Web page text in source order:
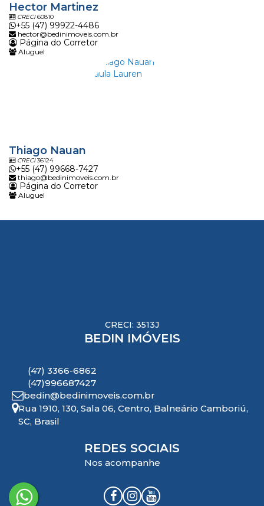
Hector Martinez
CRECI60810
+55 (47) 99922-4486
hector@bedinimoveis.com.br
Página do Corretor
Aluguel
Thiago Nauan
CRECI36124
+55 (47) 99668-7427
thiago@bedinimoveis.com.br
Página do Corretor
Aluguel
CRECI: 3513J
BEDIN IMÓVEIS
(47) 3366-6862
(47)996687427
bedin@bedinimoveis.com.br
Rua 1910, 130, Sala 06, Centro, Balneário Camboriú,
SC, Brasil
REDES SOCIAIS
Nos acompanhe